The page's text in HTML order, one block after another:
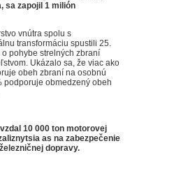
sa zapojil 1 milión
vnútra spolu s
transformáciu spustili 25.
o pohybe strelných zbraní
Ukázalo sa, že viac ako
obeh zbraní na osobnú
podporuje obmedzený obeh
10 000 ton motorovej
as na zabezpečenie
dopravy.